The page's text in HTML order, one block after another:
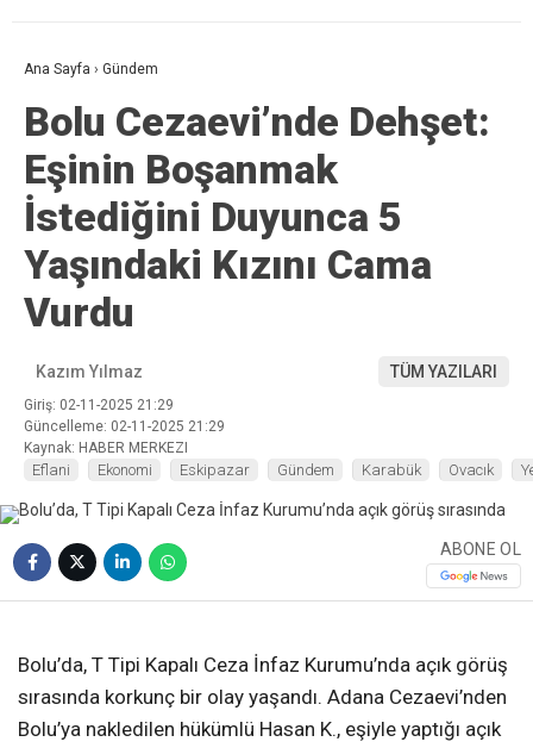
Ana Sayfa › Gündem
Bolu Cezaevi’nde Dehşet:
Eşinin Boşanmak
İstediğini Duyunca 5
Yaşındaki Kızını Cama
Vurdu
Kazım Yılmaz TÜM YAZILARI
Giriş: 02-11-2025 21:29
Güncelleme: 02-11-2025 21:29
Kaynak: HABER MERKEZI
Eflani Ekonomi Eskipazar Gündem Karabük Ovacık
ABONE OL
Bolu’da, T Tipi Kapalı Ceza İnfaz Kurumu’nda açık görüş
sırasında korkunç bir olay yaşandı. Adana Cezaevi’nden
Bolu’ya nakledilen hükümlü Hasan K., eşiyle yaptığı açık